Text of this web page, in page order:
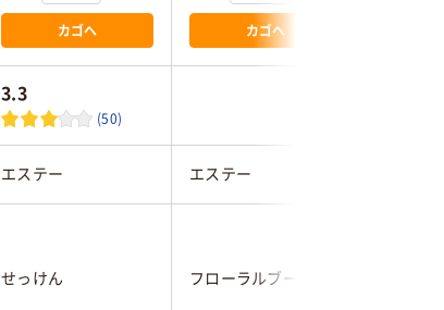
カゴへ カゴへ
3.3
(50)
エステー エステー
せっけん フローラルブーケ